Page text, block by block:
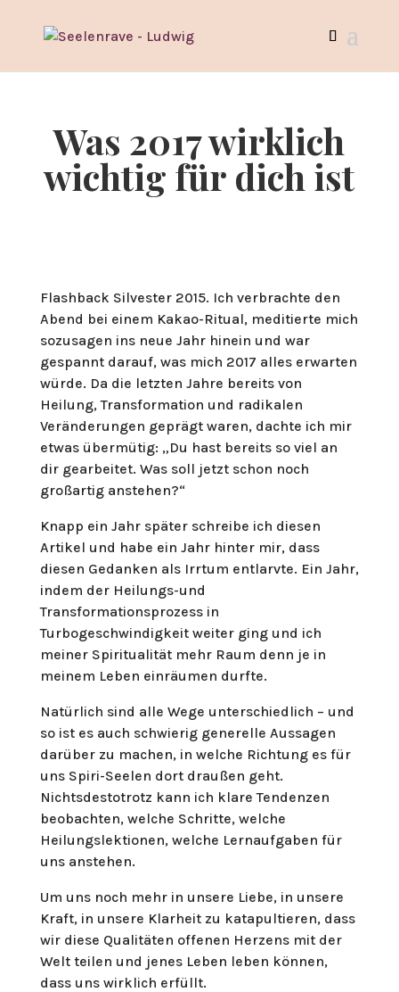
Was 2017 wirklich
wichtig für dich ist
Flashback Silvester 2015. Ich verbrachte den
Abend bei einem Kakao-Ritual, meditierte mich
sozusagen ins neue Jahr hinein und war
gespannt darauf, was mich 2017 alles erwarten
würde. Da die letzten Jahre bereits von
Heilung, Transformation und radikalen
Veränderungen geprägt waren, dachte ich mir
etwas übermütig: „Du hast bereits so viel an
dir gearbeitet. Was soll jetzt schon noch
großartig anstehen?“
Knapp ein Jahr später schreibe ich diesen
Artikel und habe ein Jahr hinter mir, dass
diesen Gedanken als Irrtum entlarvte. Ein Jahr,
indem der Heilungs-und
Transformationsprozess in
Turbogeschwindigkeit weiter ging und ich
meiner Spiritualität mehr Raum denn je in
meinem Leben einräumen durfte.
Natürlich sind alle Wege unterschiedlich – und
so ist es auch schwierig generelle Aussagen
darüber zu machen, in welche Richtung es für
uns Spiri-Seelen dort draußen geht.
Nichtsdestotrotz kann ich klare Tendenzen
beobachten, welche Schritte, welche
Heilungslektionen, welche Lernaufgaben für
uns anstehen.
Um uns noch mehr in unsere Liebe, in unsere
Kraft, in unsere Klarheit zu katapultieren, dass
wir diese Qualitäten offenen Herzens mit der
Welt teilen und jenes Leben leben können,
dass uns wirklich erfüllt.